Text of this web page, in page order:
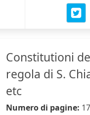
Constitutioni
regola di S.
etc
Numero di pagine: